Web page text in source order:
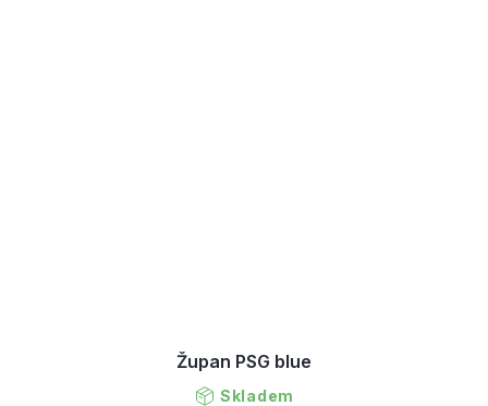
Župan PSG blue
Skladem